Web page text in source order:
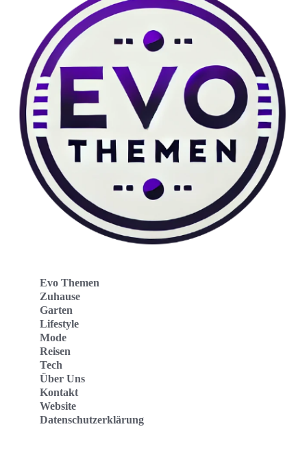
Evo Themen
Zuhause
Garten
Lifestyle
Mode
Reisen
Tech
Über Uns
Kontakt
Website
Datenschutzerklärung